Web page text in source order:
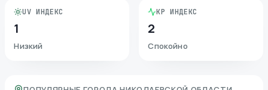
UV ИНДЕКС
1
Низкий
KP ИНДЕКС
2
Спокойно